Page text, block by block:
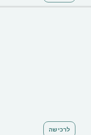
לרכישה